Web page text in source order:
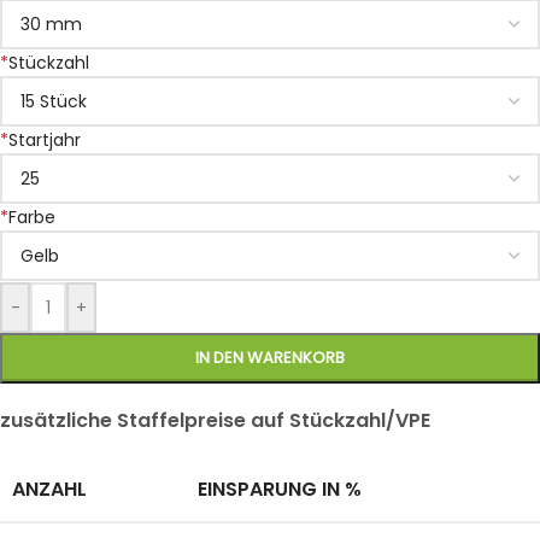
*Stückzahl
*Startjahr
*Farbe
- +
IN DEN WARENKORB
zusätzliche Staffelpreise auf Stückzahl/VPE
ANZAHL EINSPARUNG IN %